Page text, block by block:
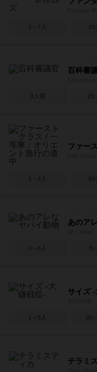
2～7人 20
百科審
3人用 20
ファー
1～4人 60
あのア
3～6人 5
サイズ
1～5人 90
テラミ